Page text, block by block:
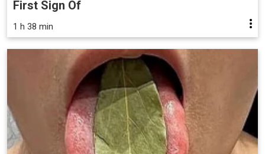
First Sign Of
1 h 38 min